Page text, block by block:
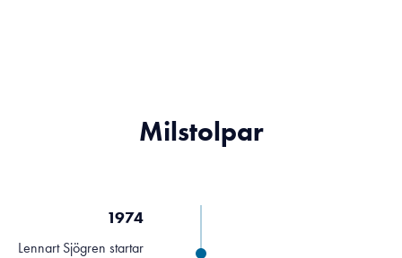
Milstolpar
1974
Lennart Sjögren startar